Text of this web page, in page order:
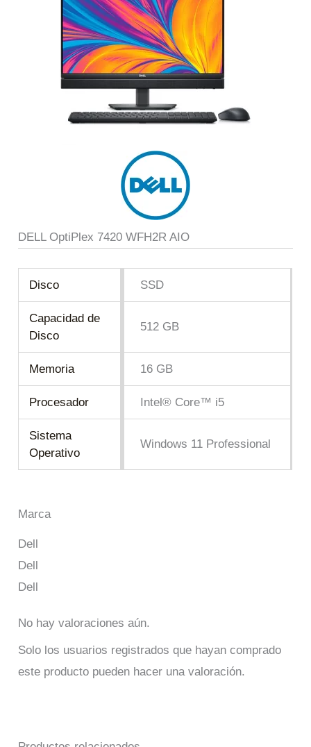
DELL OptiPlex 7420 WFH2R AIO
Disco SSD
Capacidad de
Disco
512 GB
Memoria 16 GB
Procesador Intel® Core™ i5
Sistema
Operativo
Windows 11 Professional
Marca
Dell
Dell
Dell
No hay valoraciones aún.
Solo los usuarios registrados que hayan comprado
este producto pueden hacer una valoración.